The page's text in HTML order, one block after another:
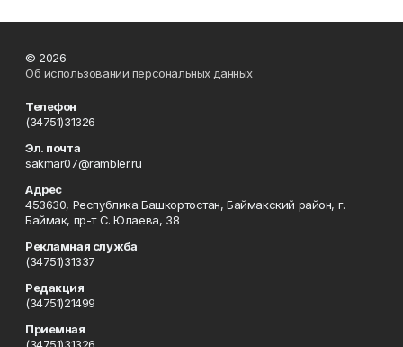
© 2026
Об использовании персональных данных
Телефон
(34751)31326
Эл. почта
sakmar07@rambler.ru
Адрес
453630, Республика Башкортостан, Баймакский район, г.
Баймак, пр-т С. Юлаева, 38
Рекламная служба
(34751)31337
Редакция
(34751)21499
Приемная